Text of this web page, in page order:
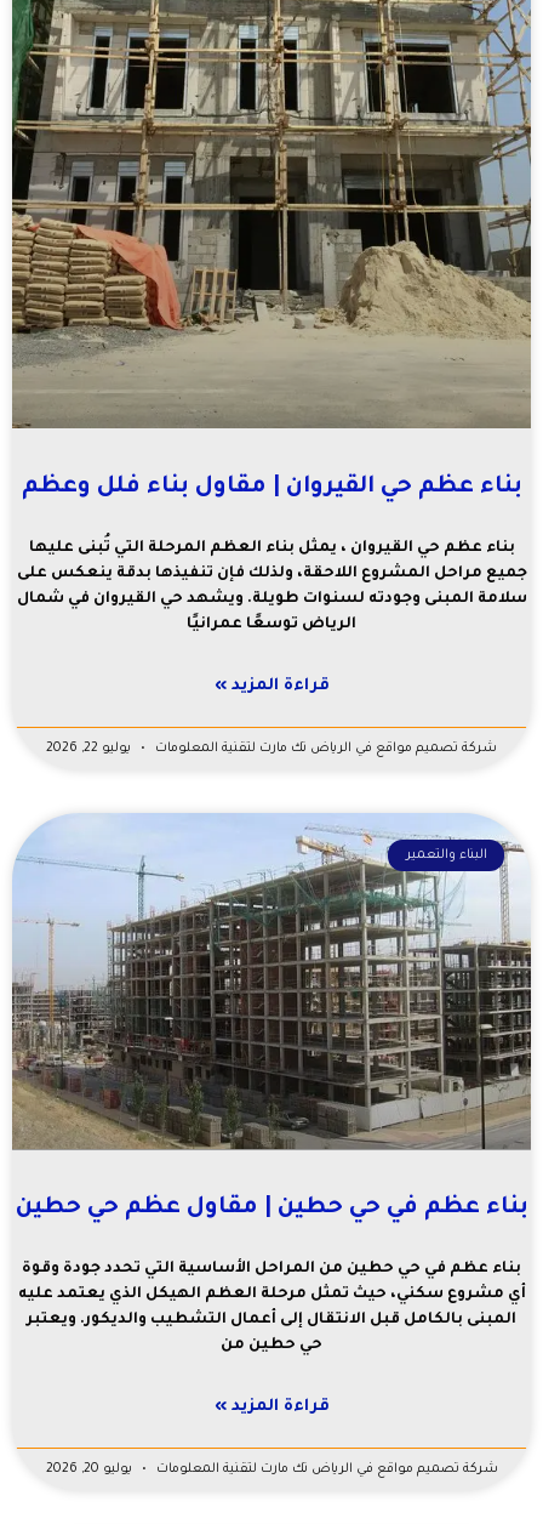
بناء عظم حي القيروان | مقاول بناء فلل وعظم
بناء عظم حي القيروان ، يمثل بناء العظم المرحلة التي تُبنى عليها
جميع مراحل المشروع اللاحقة، ولذلك فإن تنفيذها بدقة ينعكس على
سلامة المبنى وجودته لسنوات طويلة. ويشهد حي القيروان في شمال
الرياض توسعًا عمرانيًا
قراءة المزيد »
شركة تصميم مواقع في الرياض تك مارت لتقنية المعلومات يوليو 22, 2026
البناء والتعمير
بناء عظم في حي حطين | مقاول عظم حي حطين
بناء عظم في حي حطين من المراحل الأساسية التي تحدد جودة وقوة
أي مشروع سكني، حيث تمثل مرحلة العظم الهيكل الذي يعتمد عليه
المبنى بالكامل قبل الانتقال إلى أعمال التشطيب والديكور. ويعتبر
حي حطين من
قراءة المزيد »
شركة تصميم مواقع في الرياض تك مارت لتقنية المعلومات يوليو 20, 2026